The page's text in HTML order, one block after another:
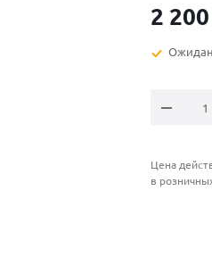
2 200
Цена
в